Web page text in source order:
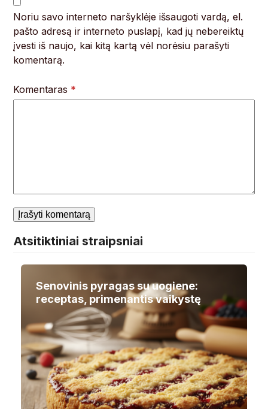
Noriu savo interneto naršyklėje išsaugoti vardą, el.
pašto adresą ir interneto puslapį, kad jų nebereiktų
įvesti iš naujo, kai kitą kartą vėl norėsiu parašyti
komentarą.
Komentaras *
Atsitiktiniai straipsniai
Senovinis pyragas su uogiene:
receptas, primenantis vaikystę